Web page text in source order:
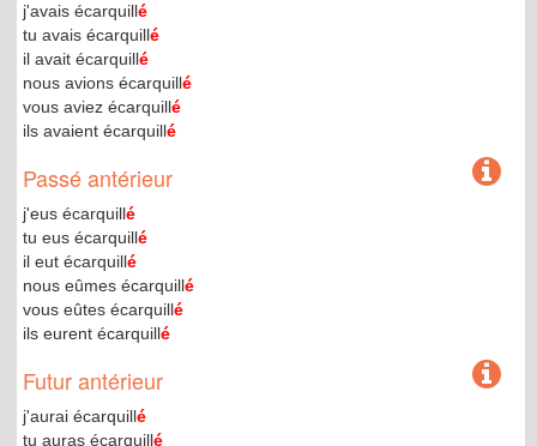
j'avais écarquillé
tu avais écarquillé
il avait écarquillé
nous avions écarquillé
vous aviez écarquillé
ils avaient écarquillé
Passé antérieur
j'eus écarquillé
tu eus écarquillé
il eut écarquillé
nous eûmes écarquillé
vous eûtes écarquillé
ils eurent écarquillé
Futur antérieur
j'aurai écarquillé
tu auras écarquillé